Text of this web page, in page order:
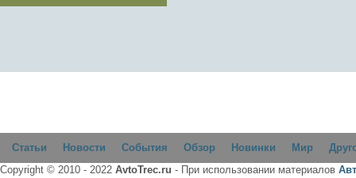
Статьи Новости События Обзор Новинки Мир
Copyright © 2010 - 2022 AvtoTrec.ru - При использовании материалов